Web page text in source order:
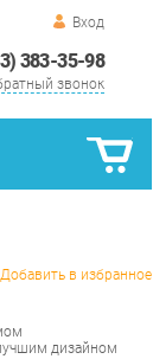
Вход
383-35-98
звонок
Добавить в избранное
дизайном